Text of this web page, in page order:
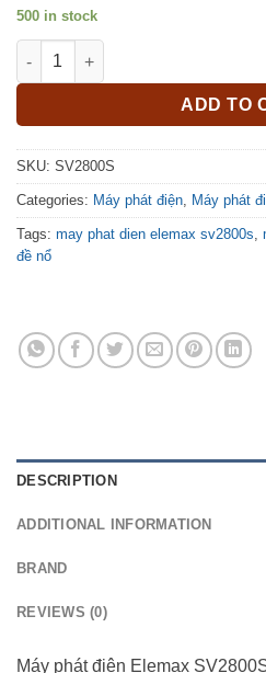
500 in stock
Máy phát điện ELEMAX SV2800S
ADD TO
SKU: SV2800S
Categories: Máy phát điện Máy phát
Tags: may phat dien elemax sv2800s
đề nổ
DESCRIPTION
ADDITIONAL INFORMATION
BRAND
REVIEWS (0)
Máy phát điện Elemax